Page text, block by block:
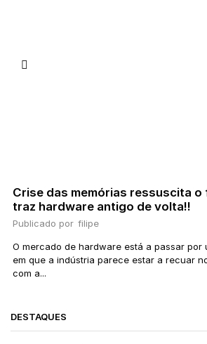
Crise das memórias ressuscita o
traz hardware antigo de volta!!
Publicado por filipe
O mercado de hardware está a passar por
em que a indústria parece estar a recuar
com a...
DESTAQUES